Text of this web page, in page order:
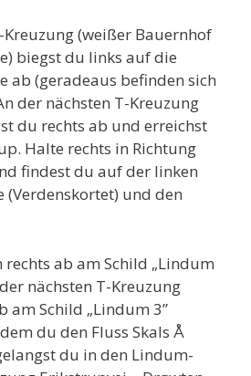
(weißer Bauernhof
biegst du links auf die
ab (geradeaus befinden sich
der nächsten T-Kreuzung
du rechts ab und erreichst
Halte rechts in Richtung
findest du auf der linken
(Verdenskortet) und den
rechts ab am Schild „Lindum
nächsten T-Kreuzung
am Schild „Lindum 3”
du den Fluss Skals Å
du in den Lindum-